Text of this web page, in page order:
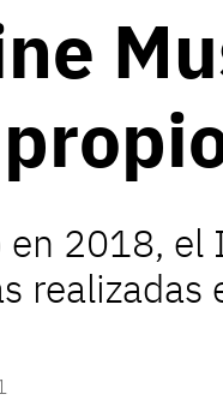
2018, el
realizadas